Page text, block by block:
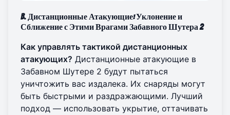
B. Дистанционные Атакующие: Уклонение и
Сближение с Этими Врагами Забавного Шутера 2
Как управлять тактикой дистанционных
атакующих? Дистанционные атакующие в
Забавном Шутере 2 будут пытаться
уничтожить вас издалека. Их снаряды могут
быть быстрыми и раздражающими. Лучший
подход — использовать укрытие, оттачивать